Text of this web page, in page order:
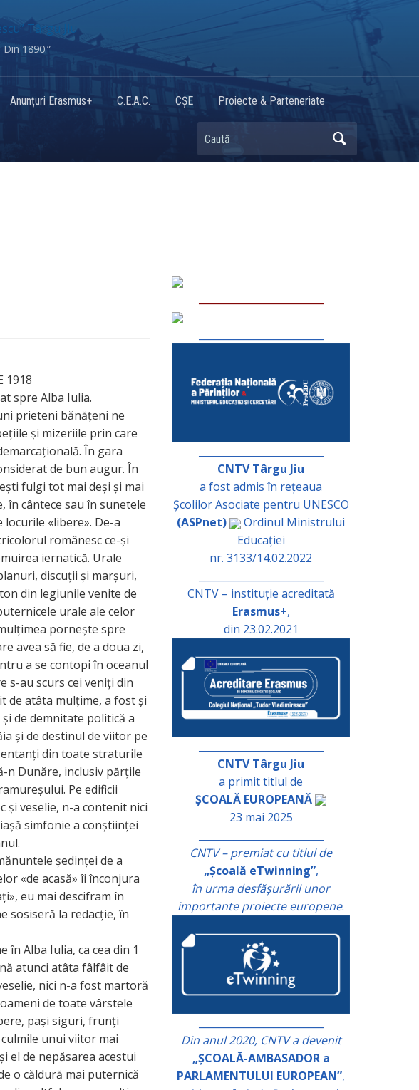
1890.”
Anunțuri Erasmus+ C.E.A.C. CȘE Proiecte & Parteneriate
Caută
1918
spre Alba Iulia.
prieteni bănățeni ne
și mizeriile prin care
În gara
de bun augur. În
fulgi tot mai deși și mai
în cântece sau în sunetele
«libere». De-a
românesc ce-și
iernatică. Urale
discuții și marșuri,
din legiunile venite de
urale ale celor
pornește spre
avea să fie, de a doua zi,
a se contopi în oceanul
s-au scurs cei veniți din
de atâta mulțime, a fost și
de demnitate politică a
și de destinul de viitor pe
din toate straturile
n Dunăre, inclusiv părțile
Pe edificii
și veselie, n-a contenit nici
simfonie a conștiinței
ședinței de a
«de acasă» îi înconjura
eu mai descifram în
sosiseră la redacție, în
în Alba Iulia, ca cea din 1
atunci atâta fâlfâit de
nici n-a fost martoră
de toate vârstele
pași siguri, frunți
unui viitor mai
el de nepăsarea acestui
o căldură mai puternică
CNTV Târgu Jiu
a fost admis în rețeaua
Școlilor Asociate pentru UNESCO
(ASPnet)
Ordinul Ministrului
Educației
nr. 3133/14.02.2022
CNTV – instituție acreditată
Erasmus+,
din 23.02.2021
CNTV Târgu Jiu
a primit titlul de
ȘCOALĂ EUROPEANĂ
23 mai 2025
CNTV – premiat cu titlul de
„Școală eTwinning”,
în urma desfășurării unor
importante proiecte europene.
Din anul 2020, CNTV a devenit
„ȘCOALĂ-AMBASADOR a
PARLAMENTULUI EUROPEAN”,